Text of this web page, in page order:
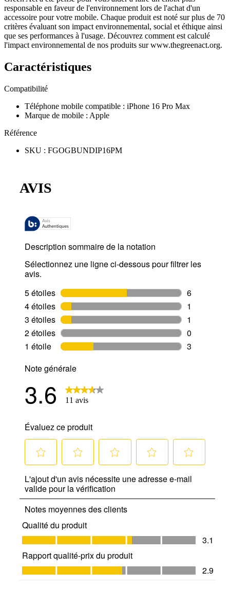
responsable en faveur de l'environnement lors de l'achat d'un
accessoire pour votre mobile. Chaque produit est noté sur plus de 70
critères évaluant son impact environnemental, social et éthique ainsi
que ses performances à l'usage. Découvrez comment est calculé
l'impact environnemental de nos produits sur www.thegreenact.org.
Caractéristiques
Compatibilité
Téléphone mobile compatible : iPhone 16 Pro Max
Marque de mobile : Apple
Référence
SKU : FGOGBUNDIP16PM